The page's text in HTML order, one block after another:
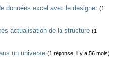
données excel avec le designer (1
actualisation de la structure (1
un universe (1 réponse, il y a 56 mois)